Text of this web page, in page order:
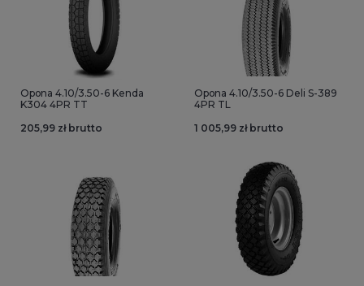
Opona 4.10/3.50-6 Kenda
K304 4PR TT
205,99 zł brutto
Opona 4.10/3.50-6 Deli S-389
4PR TL
1 005,99 zł brutto